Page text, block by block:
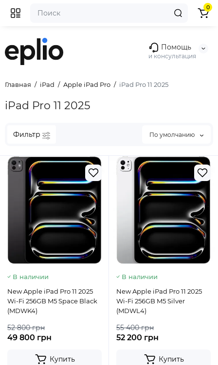
Помощь
и консультация
0
Главная iPad Apple iPad Pro iPad Pro 11 2025
iPad Pro 11 2025
Фильтр По умолчанию
В наличии
New Apple iPad Pro 11 2025
Wi-Fi 256GB M5 Space Black
(MDWK4)
52 800 грн
49 800 грн
Купить
В наличии
New Apple iPad Pro 11 2025
Wi-Fi 256GB M5 Silver
(MDWL4)
55 400 грн
52 200 грн
Купить